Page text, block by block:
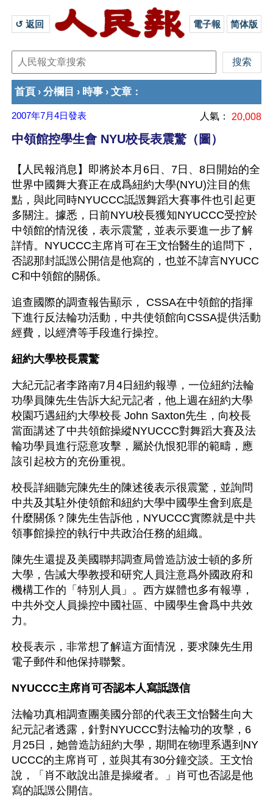
↺ 返回 電子報 简体版
首頁 › 分欄目 › 時事 › 文章 ：
2007年7月4日發表 人氣： 20,008
中領館控學生會 NYU校長表震驚（圖）
【人民報消息】即將於本月6日、7日、8日開始的全
世界中國舞大賽正在成爲紐約大學(NYU)注目的焦
點，與此同時NYUCCC詆譭舞蹈大賽事件也引起更
多關注。據悉，日前NYU校長獲知NYUCCC受控於
中領館的情況後，表示震驚，並表示要進一步了解
詳情。NYUCCC主席肖可在王文怡醫生的追問下，
否認那封詆譭公開信是他寫的，也並不諱言NYUCC
C和中領館的關係。
追查國際的調查報告顯示， CSSA在中領館的指揮
下進行反法輪功活動，中共使領館向CSSA提供活動
經費，以經濟等手段進行操控。
紐約大學校長震驚
大紀元記者李路南7月4日紐約報導，一位紐約法輪
功學員陳先生告訴大紀元記者，他上週在紐約大學
校園巧遇紐約大學校長 John Saxton先生，向校長
當面講述了中共領館操縱NYUCCC對舞蹈大賽及法
輪功學員進行惡意攻擊，屬於仇恨犯罪的範疇，應
該引起校方的充份重視。
校長詳細聽完陳先生的陳述後表示很震驚，並詢問
中共及其駐外使領館和紐約大學中國學生會到底是
什麼關係？陳先生告訴他，NYUCCC實際就是中共
領事館操控的執行中共政治任務的組織。
陳先生還提及美國聯邦調查局曾造訪波士頓的多所
大學，告誡大學教授和研究人員注意爲外國政府和
機構工作的「特別人員」。西方媒體也多有報導，
中共外交人員操控中國社區、中國學生會爲中共效
力。
校長表示，非常想了解這方面情況，要求陳先生用
電子郵件和他保持聯繫。
NYUCCC主席肖可否認本人寫詆譭信
法輪功真相調查團美國分部的代表王文怡醫生向大
紀元記者透露，針對NYUCCC對法輪功的攻擊，6
月25日，她曾造訪紐約大學，期間在物理系遇到NY
UCCC的主席肖可，並與其有30分鐘交談。王文怡
說，「肖不敢說出誰是操縱者。」肖可也否認是他
寫的詆譭公開信。